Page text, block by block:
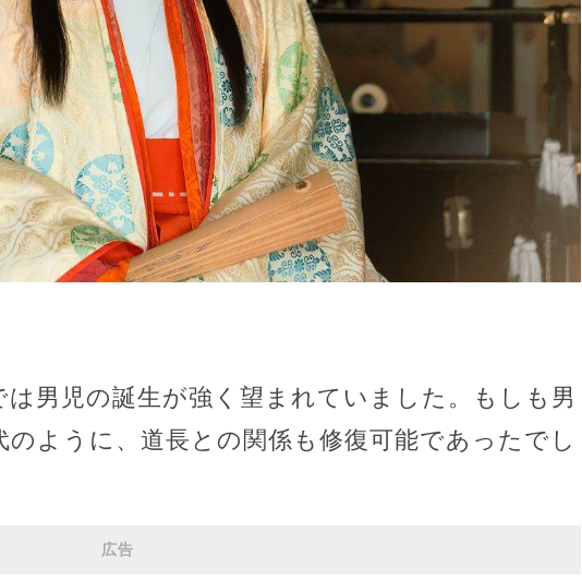
男児の誕生が強く望まれていました。もしも男
のように、道長との関係も修復可能であったでし
広告